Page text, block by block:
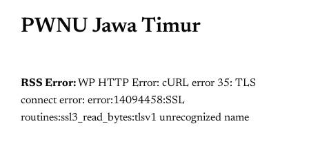
PWNU Jawa Timur
RSS Error: WP HTTP Error: cURL error 35: TLS
connect error: error:14094458:SSL
routines:ssl3_read_bytes:tlsv1 unrecognized name